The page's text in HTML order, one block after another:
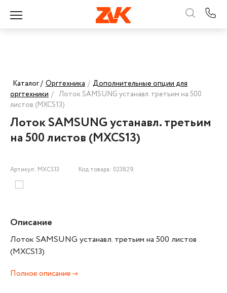
Каталог / Оргтехника / Дополнительные опции для
оргтехники / Лоток SAMSUNG устанавл. третьим на 500
листов (MXCS13)
Лоток SAMSUNG устанавл. третьим
на 500 листов (MXCS13)
Артикул: MXCS13 Код товара: 023829
Описание
Лоток SAMSUNG устанавл. третьим на 500 листов
(MXCS13)
Полное описание